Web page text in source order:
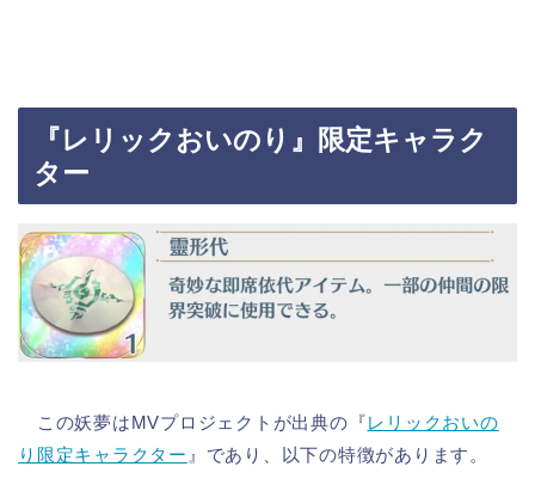
『レリックおいのり』限定キャラク
ター
この妖夢はMVプロジェクトが出典の『レリックおいの
り限定キャラクター 』であり、以下の特徴があります。